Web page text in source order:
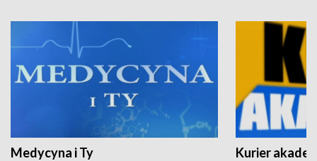
Medycyna i Ty Kurier